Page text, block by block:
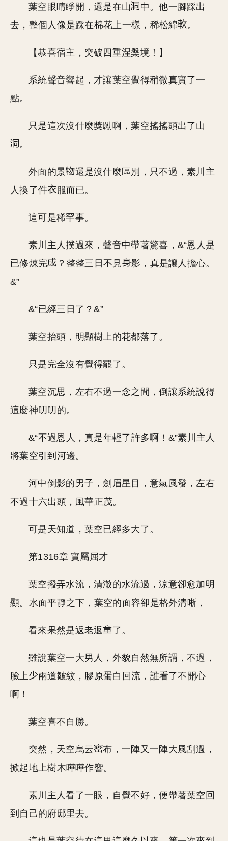
葉空眼睛睜開，還是在山
中。他一腳踩出
去，整個人像是踩在棉花上一樣，稀松綿
。
【恭喜宿主，突破四重涅槃境！】
系統聲音響起，才讓葉空覺得稍微真實了一
點。
只是這次沒什麼獎勵啊，葉空搖搖頭出了山
。
外面的景
還是沒什麼區別，只不過，素川主
人換了件
服而已。
這可是稀罕事。
素川主人撲過來，聲音中帶著驚喜，&“恩人是
已修煉完
？整整三日不見
影，真是讓人擔心。
&”
&“已經三日了？&”
葉空抬頭，明顯樹上的花都落了。
只是完全沒有覺得罷了。
葉空沉思，左右不過一念之間，倒讓系統說得
這麼神叨叨的。
&“不過恩人，真是年輕了許多啊！&”素川主人
將葉空引到河邊。
河中倒影的男子，劍眉星目，意氣風發，左右
不過十六出頭，風華正茂。
可是天知道，葉空已經多大了。
第1316章 實屬屈才
葉空撥弄水流，清澈的水流過，涼意卻愈加明
顯。水面平靜之下，葉空的面容卻是格外清晰，
看來果然是返老返 了。
雖說葉空一大男人，外貌自然無所謂，不過，
臉上
兩道皺紋，膠原蛋白回流，誰看了不開心
啊！
葉空喜不自勝。
突然，天空烏云
布，一陣又一陣大風刮過，
掀起地上樹木嘩嘩作響。
素川主人看了一眼，自覺不好，便帶著葉空回
到自己的府邸里去。